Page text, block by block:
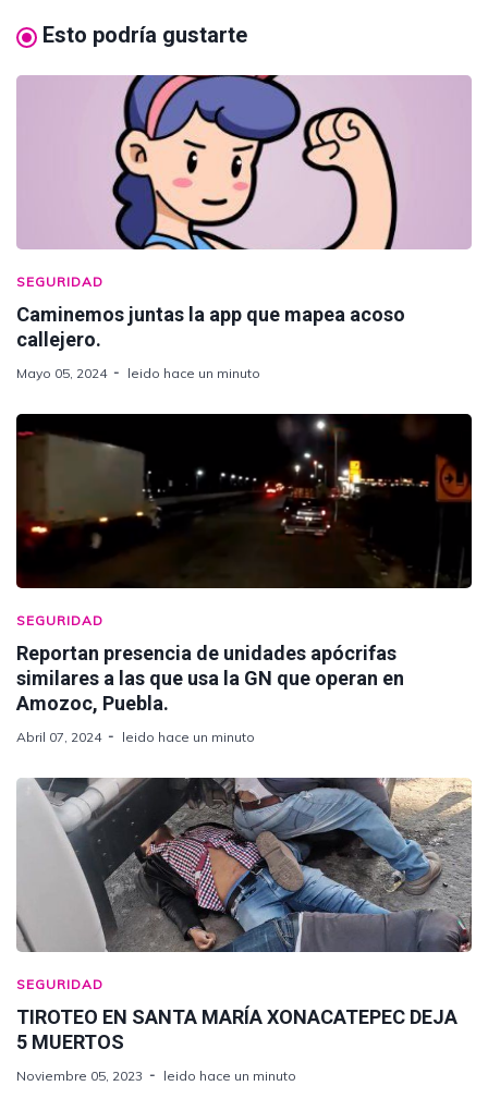
Esto podría gustarte
SEGURIDAD
Caminemos juntas la app que mapea acoso
callejero.
Mayo 05, 2024 leido hace un minuto
SEGURIDAD
Reportan presencia de unidades apócrifas
similares a las que usa la GN que operan en
Amozoc, Puebla.
Abril 07, 2024 leido hace un minuto
SEGURIDAD
TIROTEO EN SANTA MARÍA XONACATEPEC DEJA
5 MUERTOS
Noviembre 05, 2023 leido hace un minuto